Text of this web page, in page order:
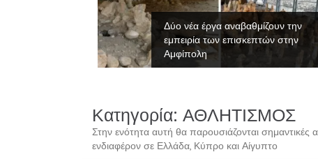
Δύο νέα έργα αναβαθμίζουν την
εμπειρία των επισκεπτών στην
Αμφίπολη
Κατηγορία: ΑΘΛΗΤΙΣΜΟΣ
Στην ενότητα αυτή θα παρουσιάζονται σημαντικές
ενδιαφέρον σε Ελλάδα, Κύπρο και Αίγυπτο